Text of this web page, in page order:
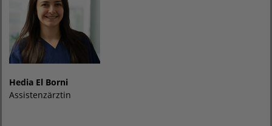
Hedia El Borni
Assistenzärztin